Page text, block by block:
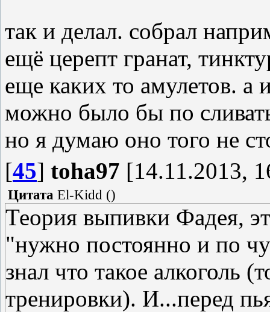
так и делал. собрал
ещё церепт гранат,
еще каких то амулетов. а
можно было бы по
но я думаю оно того не
[45] toha97 [14.11.2013,
Цитата El-Kidd ()
Теория выпивки Фадея,
"нужно постоянно и по
знал что такое алкоголь
тренировки). И...перед